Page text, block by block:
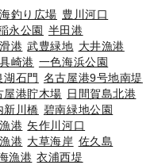
釣り広場 豊川河口
永公園 半田港
港 武豊緑地 大井漁港
崎港 一色海浜公園
湖石門 名古屋港9号地南堤
屋港貯木場 日間賀島北港
新川橋 碧南緑地公園
港 矢作川河口
港 大草海岸 佐久島
漁港 衣浦西堤